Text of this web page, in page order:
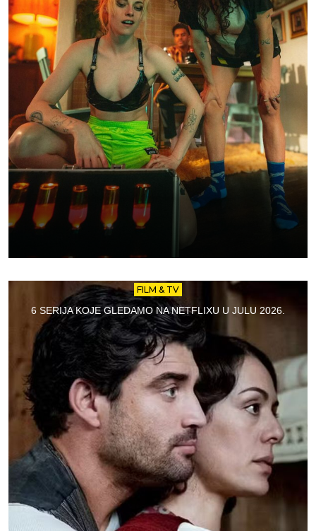
FILM & TV
6 SERIJA KOJE GLEDAMO NA NETFLIXU U JULU 2026.